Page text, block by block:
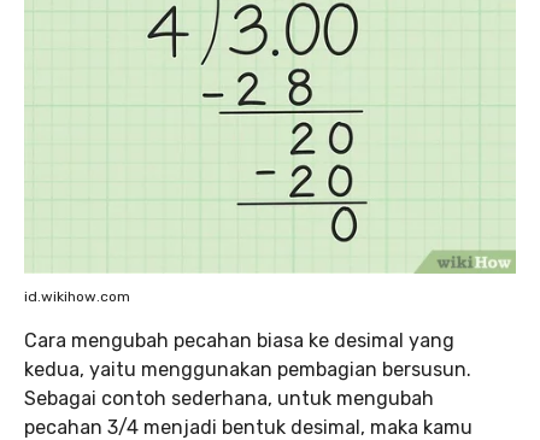
id.wikihow.com
Cara mengubah pecahan biasa ke desimal yang
kedua, yaitu menggunakan pembagian bersusun.
Sebagai contoh sederhana, untuk mengubah
pecahan 3/4 menjadi bentuk desimal, maka kamu